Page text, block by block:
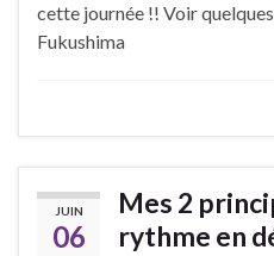
cette journée !! Voir
Fukushima
JUIN
06
Mes 2
rythme en